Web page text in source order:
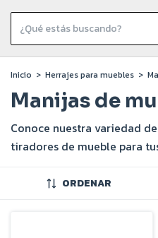
Inicio > Herrajes para muebles >
Manijas de
Conoce nuestra variedad
tiradores de mueble para
ORDENAR